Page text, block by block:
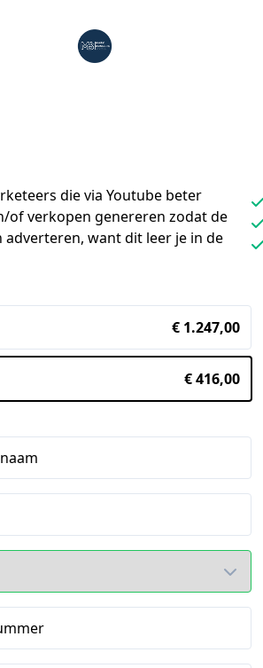
die via Youtube beter
of verkopen genereren zodat de
want dit leer je in de
€ 1.247,00
€ 416,00